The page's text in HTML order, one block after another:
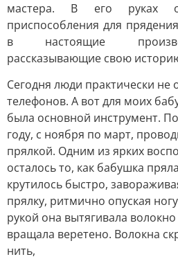
мастера. В его руках
приспособления для
в настоящие
рассказывающие свою
Сегодня люди практически не
телефонов. А вот для моих
была основной инструмент.
году, с ноября по март,
прялкой. Одним из ярких
осталось то, как бабушка
крутилось быстро,
прялку, ритмично опуская
рукой она вытягивала
вращала веретено. Волокна
нить,